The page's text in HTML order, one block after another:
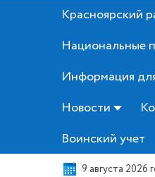
Красноярский
Национальные
Информация
Новости
Воинский учет
9 августа 2026